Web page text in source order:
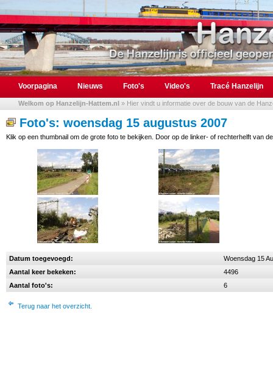
Voorpagina Nieuws Foto's Video's Tracé Hanzelijn
Welkom op Hanzelijn-Hattem.nl » Hier vindt u informatie over de bouw van de
Foto's: woensdag 15 augustus 2007
Klik op een thumbnail om de grote foto te bekijken. Door op de linker- of rechterhelft van
Datum toegevoegd:
Woensdag 15
Aantal keer bekeken:
4496
Aantal foto's:
6
Terug naar het overzicht.